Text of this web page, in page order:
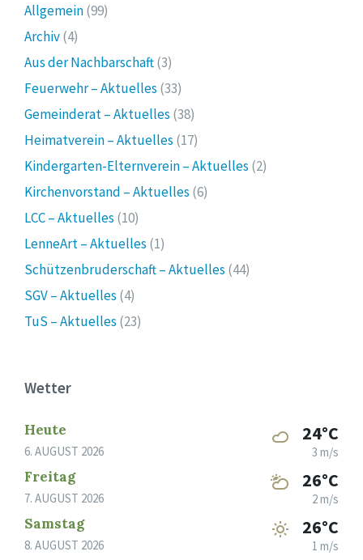
Allgemein(99)
Archiv(4)
Aus der Nachbarschaft(3)
Feuerwehr – Aktuelles (33)
Gemeinderat – Aktuelles (38)
Heimatverein – Aktuelles (17)
Kindergarten-Elternverein – Aktuelles (2)
Kirchenvorstand – Aktuelles (6)
LCC – Aktuelles (10)
LenneArt – Aktuelles (1)
Schützenbruderschaft – Aktuelles (44)
SGV – Aktuelles (4)
TuS – Aktuelles (23)
Wetter
Heute
6. AUGUST 2026
24°C
3 m/s
Freitag
7. AUGUST 2026
26°C
2 m/s
Samstag
8. AUGUST 2026
26°C
1 m/s